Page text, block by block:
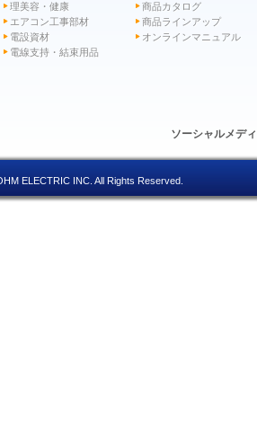
理美容・健康
エアコン工事部材
電設資材
電線支持・結束用品
商品カタログ
商品ラインアップ
オンラインマニュアル
ソーシャルメデ
ELECTRIC INC. All Rights Reserved.